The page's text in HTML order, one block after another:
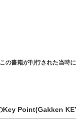
書籍が刊行された当時に
Key Point(Gakken